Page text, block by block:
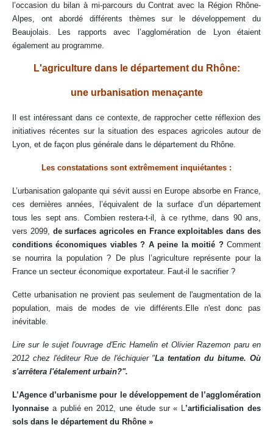
l’occasion du bilan à mi-parcours du Contrat avec la Région Rhône-
Alpes, ont abordé différents thèmes sur le développement du
Beaujolais. Les rapports avec l’agglomération de Lyon étaient
également au programme.
L'agriculture dans le département du Rhône:
une urbanisation menaçante
Il est intéressant dans ce contexte, de rapprocher cette réflexion des
initiatives récentes sur la situation des espaces agricoles autour de
Lyon, et de façon plus générale dans le département du Rhône.
Les constatations sont extrêmement inquiétantes :
L’urbanisation galopante qui sévit aussi en Europe absorbe en France,
ces dernières années, l’équivalent de la surface d’un département
tous les sept ans. Combien restera-t-il, à ce rythme, dans 90 ans,
vers 2099, de surfaces agricoles en France exploitables dans des
conditions économiques viables ? A peine la moitié ?Comment
se nourrira la population ? De plus l’agriculture représente pour la
France un secteur économique exportateur. Faut-il le sacrifier ?
Cette urbanisation ne provient pas seulement de l'augmentation de la
population, mais de modes de vie différents.Elle n'est donc pas
inévitable.
Lire sur le sujet l'ouvrage d'Eric Hamelin et Olivier Razemon paru en
2012 chez l'éditeur Rue de l'échiquier "La tentation du bitume. Où
s'arrêtera l'étalement urbain?".
L’Agence d’urbanisme pour le développement de l’agglomération
lyonnaise a publié en 2012, une étude sur « L’artificialisation des
sols dans le département du Rhône »